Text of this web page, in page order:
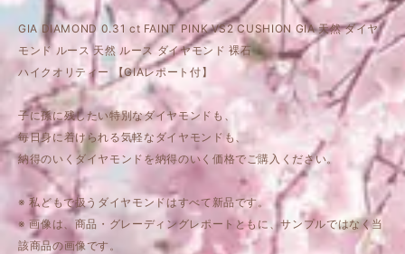
GIA DIAMOND 0.31 ct FAINT PINK VS2 CUSHION GIA 天然 ダイヤ
モンド ルース 天然 ルース ダイヤモンド 裸石
ハイクオリティー 【GIAレポート付】
子に孫に残したい特別なダイヤモンドも、
毎日身に着けられる気軽なダイヤモンドも、
納得のいくダイヤモンドを納得のいく価格でご購入ください。
※ 私どもで扱うダイヤモンドはすべて新品です。
※ 画像は、商品・グレーディングレポートともに、サンプルではなく当
該商品の画像です。